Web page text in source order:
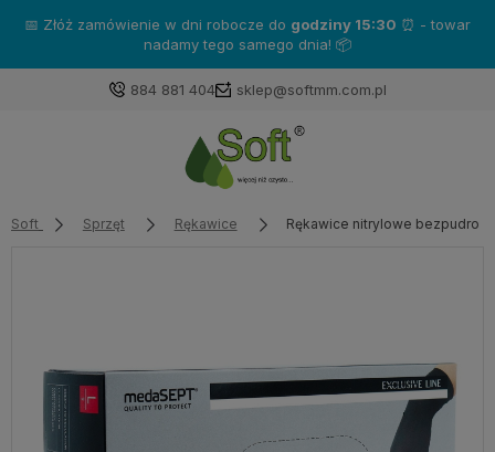
Zakup produkty markiKatrin - a otrzymasz gratisy!❤️
884 881 404 sklep@softmm.com.pl
Soft Sprzęt Rękawice Rękawice nitrylowe